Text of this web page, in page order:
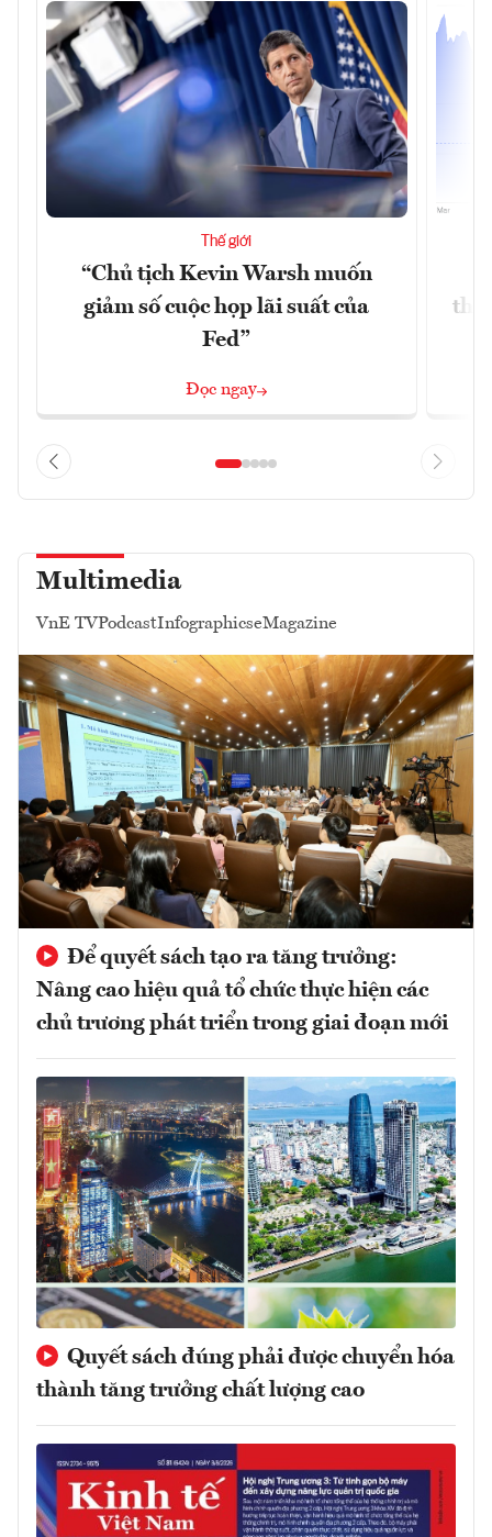
Thế giới
“Chủ tịch Kevin Warsh muốn
giảm số cuộc họp lãi suất của
Fed”
Đọc ngay
Multimedia
VnE TVPodcastInfographicseMagazine
Để quyết sách tạo ra tăng trưởng:
Nâng cao hiệu quả tổ chức thực hiện các
chủ trương phát triển trong giai đoạn mới
Quyết sách đúng phải được chuyển hóa
thành tăng trưởng chất lượng cao